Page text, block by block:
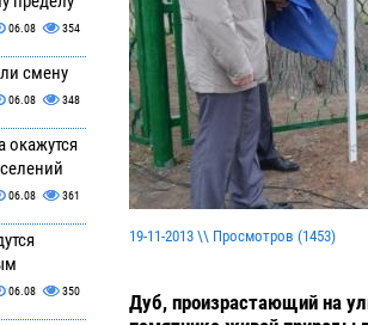
06.08 354
смену
06.08 348
окажутся
06.08 361
06.08 350
19-11-2013 \\ Просмотров (1453)
Дуб, произрастающий на